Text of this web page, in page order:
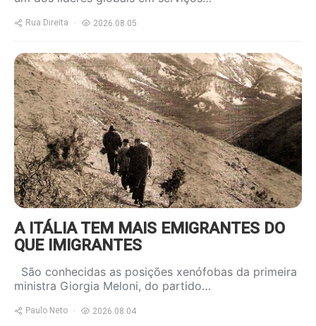
Rua Direita 2026.08.05
https://www.ruadireita.pt/wp-
content/uploads/2024/05/emigrantes-
a-salto-800x600.jpg
A ITÁLIA TEM MAIS EMIGRANTES DO
QUE IMIGRANTES
São conhecidas as posições xenófobas da primeira
ministra Giorgia Meloni, do partido…
Paulo Neto 2026.08.04